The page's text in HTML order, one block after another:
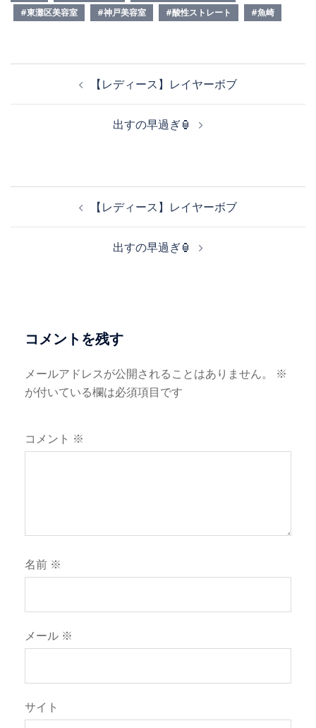
#東灘区美容室
#神戸美容室 #酸性ストレート #魚崎
投
ナ
シ
ン
【レディース】レイヤーボブ
出すの早過ぎ🏮
投
ナ
ョ
【レディース】レイヤーボブ
出すの早過ぎ🏮
コメントを残す
メールアドレスが公開されることはありません。
※
が付いている欄は必須項目です
コメント ※
名前 ※
メール ※
サイト